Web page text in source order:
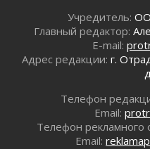
В Ивангороде
воробушка»
02 августа 2026
Юхла, мука, кантеле
Лето катится с горки
01 августа 2026
В Ленобласти
летию Билибина
Учредитель:
Главный редактор:
E-mail:
Адрес редакции: г.
Телефон
Email:
Телефон рекламного
Email: